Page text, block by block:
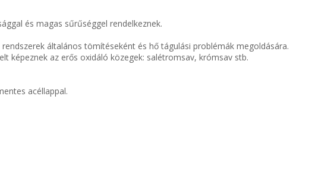
és magas sűrűséggel rendelkeznek.
általános tömítéseként és hő tágulási problémák megoldására.
képeznek az erős oxidáló közegek: salétromsav, krómsav stb.
acéllappal.